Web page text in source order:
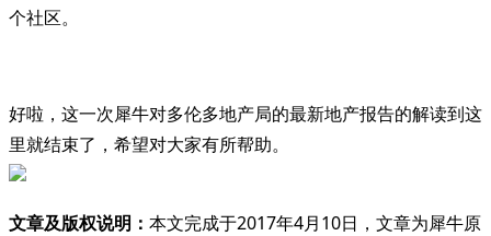
个社区。
好啦，这一次犀牛对多伦多地产局的最新地产报告的解读到这
里就结束了，希望对大家有所帮助。
文章及版权说明： 本文完成于2017年4月10日，文章为犀牛原